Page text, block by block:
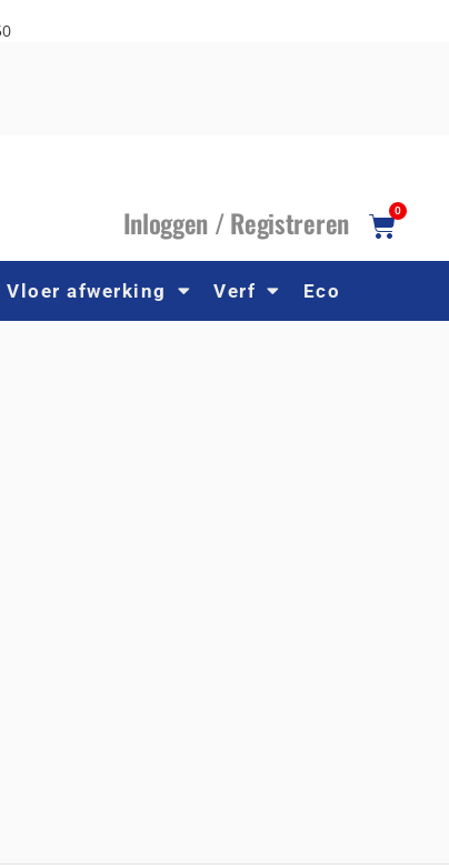
Inloggen /Registreren 0
Vloer afwerking Verf Eco